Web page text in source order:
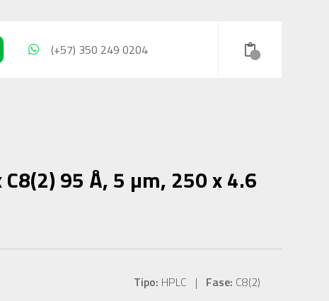
(+57) 350 249 0204
95 Å, 5 µm, 250 x 4.6
Tipo: HPLC | Fase: C8(2)